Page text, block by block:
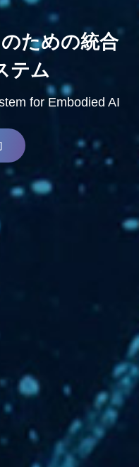
ための統合
テム
for Embodied AI